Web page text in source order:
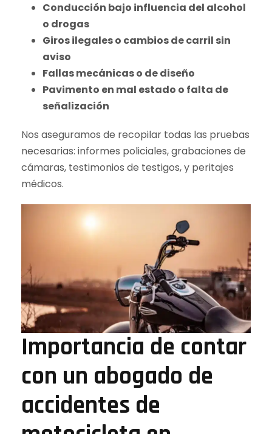
Conducción bajo influencia del alcohol
o drogas
Giros ilegales o cambios de carril sin
aviso
Fallas mecánicas o de diseño
Pavimento en mal estado o falta de
señalización
Nos aseguramos de recopilar todas las pruebas
necesarias: informes policiales, grabaciones de
cámaras, testimonios de testigos, y peritajes
médicos.
Importancia de contar
con un abogado de
accidentes de